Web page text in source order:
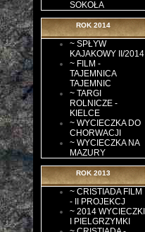
SOKOŁA
ROK 2014
~ SPŁYW
KAJAKOWY II/2014
~ FILM -
TAJEMNICA
TAJEMNIC
~ TARGI
ROLNICZE -
KIELCE
~ WYCIECZKA DO
CHORWACJI
~ WYCIECZKA NA
MAZURY
ROK 2013
~ CRISTIADA FILM
- II PROJEKCJ
~ 2014 WYCIECZKI
I PIELGRZYMKI